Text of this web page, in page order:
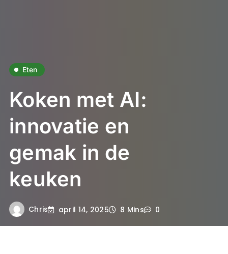
Eten
Koken met AI:
innovatie en
gemak in de
keuken
Chris april 14, 2025 8 Mins 0